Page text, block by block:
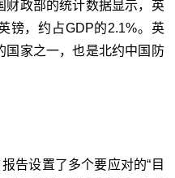
财政部的统计数据显示，英
镑，约占GDP的2.1%。英
国家之一，也是北约中国防
告设置了多个要应对的“目